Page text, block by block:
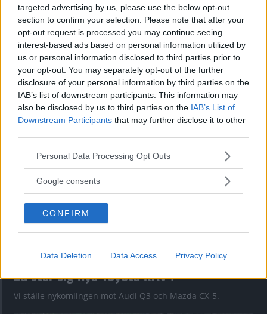
targeted advertising by us, please use the below opt-out
section to confirm your selection. Please note that after your
opt-out request is processed you may continue seeing
interest-based ads based on personal information utilized by
us or personal information disclosed to third parties prior to
your opt-out. You may separately opt-out of the further
disclosure of your personal information by third parties on the
IAB’s list of downstream participants. This information may
also be disclosed by us to third parties on the IAB’s List of
Downstream Participants that may further disclose it to other
Please note that this website/app uses one or more Google
not limited to your visit or usage behaviour. You may click to
use your data for below specified purposes in below Google
consent section.
Personal Data Processing Opt Outs
Google consents
CONFIRM
Data Deletion Data Access Privacy Policy
”God chans att bli ny favorit”
Utbudet av terrängdugliga kombibilar har krympt men fylls
nu på av eldrivna Toyota bZ4X Touring. Vi provkör.
Så står sig nya Toyota RAV4
Vi ställe nykomlingen mot Audi Q3 och Mazda CX-5.